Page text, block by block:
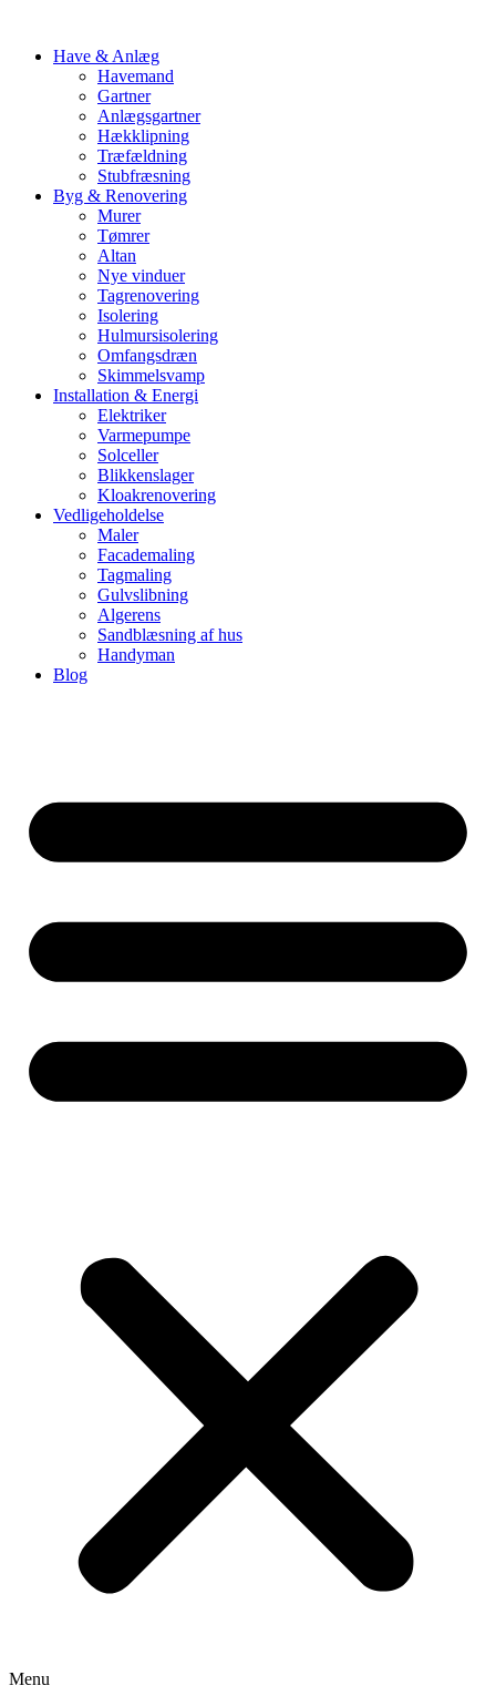
Have & Anlæg
Havemand
Gartner
Anlægsgartner
Hækklipning
Træfældning
Stubfræsning
Byg & Renovering
Murer
Tømrer
Altan
Nye vinduer
Tagrenovering
Isolering
Hulmursisolering
Omfangsdræn
Skimmelsvamp
Installation & Energi
Elektriker
Varmepumpe
Solceller
Blikkenslager
Kloakrenovering
Vedligeholdelse
Maler
Facademaling
Tagmaling
Gulvslibning
Algerens
Sandblæsning af hus
Handyman
Blog
Menu